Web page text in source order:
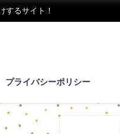
するサイト！
プライバシーポリシー